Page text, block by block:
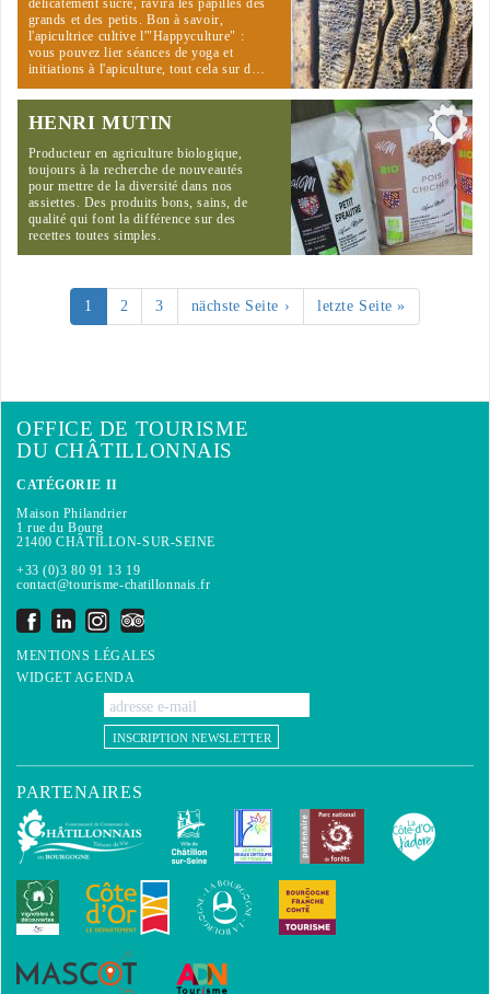
délicatement sucré, ravira les papilles des
grands et des petits. Bon à savoir,
l'apicultrice cultive l'"Happyculture" :
vous pouvez lier séances de yoga et
initiations à l'apiculture, tout cela sur d…
HENRI MUTIN
Producteur en agriculture biologique,
toujours à la recherche de nouveautés
pour mettre de la diversité dans nos
assiettes. Des produits bons, sains, de
qualité qui font la différence sur des
recettes toutes simples.
1 2 3 nächste Seite › letzte Seite »
OFFICE DE TOURISME
DU CHÂTILLONNAIS
CATÉGORIE II
Maison Philandrier
1 rue du Bourg
21400 CHÂTILLON-SUR-SEINE
+33 (0)3 80 91 13 19
contact@tourisme-chatillonnais.fr
MENTIONS LÉGALES
WIDGET AGENDA
INSCRIPTION NEWSLETTER
PARTENAIRES